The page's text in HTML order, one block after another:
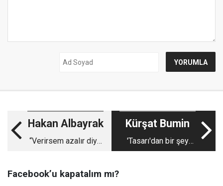
Hakan Albayrak
“Verirsem azalır diye
Kürşat Bumin
'Tasarı'dan bir şey
anlayan var mı
Facebook’u kapatalım mı?